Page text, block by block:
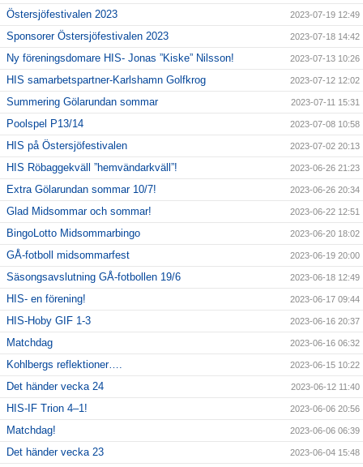
Östersjöfestivalen 2023 2023-07-19 12:49
Sponsorer Östersjöfestivalen 2023 2023-07-18 14:42
Ny föreningsdomare HIS- Jonas ”Kiske” Nilsson! 2023-07-13 10:26
HIS samarbetspartner-Karlshamn Golfkrog 2023-07-12 12:02
Summering Gölarundan sommar 2023-07-11 15:31
Poolspel P13/14 2023-07-08 10:58
HIS på Östersjöfestivalen 2023-07-02 20:13
HIS Röbaggekväll ”hemvändarkväll”! 2023-06-26 21:23
Extra Gölarundan sommar 10/7! 2023-06-26 20:34
Glad Midsommar och sommar! 2023-06-22 12:51
BingoLotto Midsommarbingo 2023-06-20 18:02
GÅ-fotboll midsommarfest 2023-06-19 20:00
Säsongsavslutning GÅ-fotbollen 19/6 2023-06-18 12:49
HIS- en förening! 2023-06-17 09:44
HIS-Hoby GIF 1-3 2023-06-16 20:37
Matchdag 2023-06-16 06:32
Kohlbergs reflektioner…. 2023-06-15 10:22
Det händer vecka 24 2023-06-12 11:40
HIS-IF Trion 4–1! 2023-06-06 20:56
Matchdag! 2023-06-06 06:39
Det händer vecka 23 2023-06-04 15:48